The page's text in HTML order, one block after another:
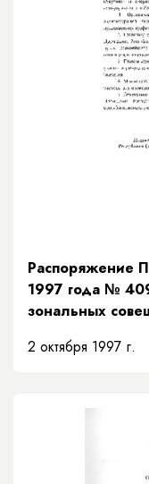
Распоряжение
1997 года №
зональных
2 октября 1997 г.